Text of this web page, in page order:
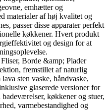
emhætter og
materialer af høj kvalitet og
passer disse apparater perfekt
køkkener. Hvert produkt
og design for at
Borde &amp; Plader
fremstillet af naturlig
sten vaske, håndvaske,
glaserede versioner for
køkkener og stuer,
varmebestandighed og